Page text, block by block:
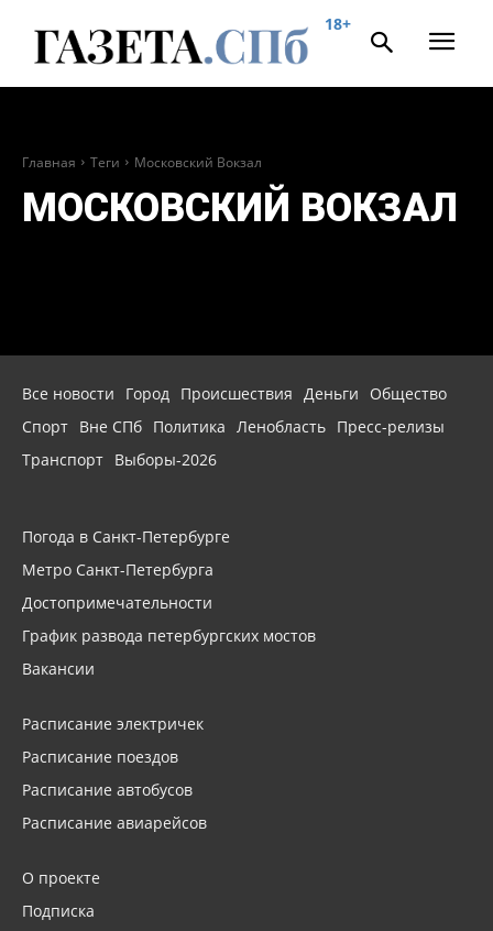
18+
Главная Теги Московский Вокзал
МОСКОВСКИЙ ВОКЗАЛ
Все новости Город Происшествия Деньги
Общество
Спорт Вне СПб Политика Ленобласть Пресс-релизы
Транспорт Выборы-2026
Погода в Санкт-Петербурге
Метро Санкт-Петербурга
Достопримечательности
График развода петербургских мостов
Вакансии
Расписание электричек
Расписание поездов
Расписание автобусов
Расписание авиарейсов
О проекте
Подписка